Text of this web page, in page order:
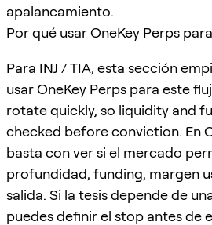
apalancamiento.
Por qué usar OneKey Perps
Para INJ / TIA, esta sección
usar OneKey Perps para este
rotate quickly, so liquidity and
checked before conviction. En
basta con ver si el mercado
profundidad, funding, margen
salida. Si la tesis depende de
puedes definir el stop antes de